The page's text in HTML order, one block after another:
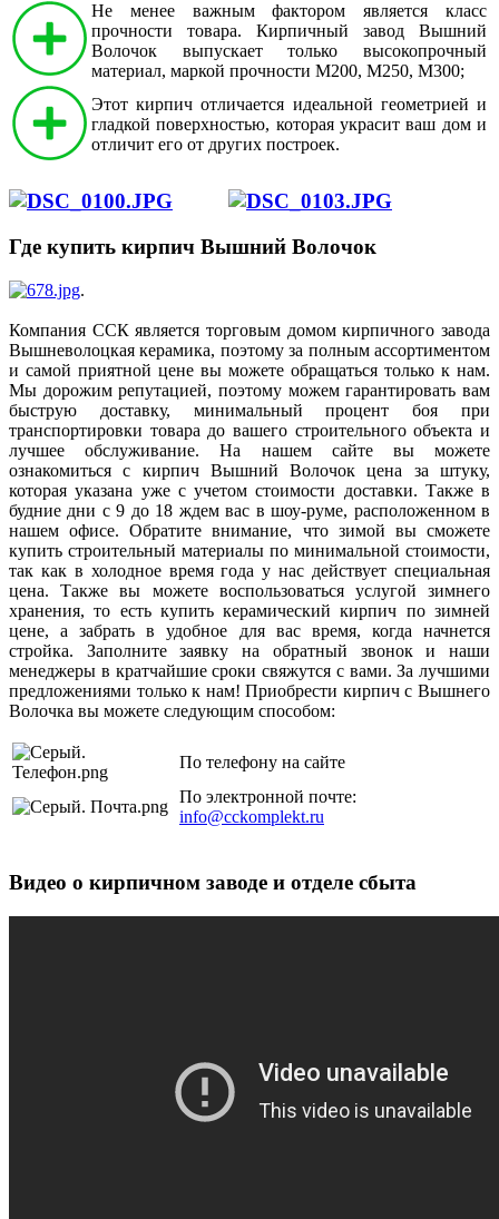
Не менее важным фактором является класс
прочности товара. Кирпичный завод Вышний
Волочок выпускает только высокопрочный
материал, маркой прочности М200, М250, М300;
Этот кирпич отличается идеальной геометрией и
гладкой поверхностью, которая украсит ваш дом и
отличит его от других построек.
Где купить кирпич Вышний Волочок
.
Компания ССК является торговым домом кирпичного завода
Вышневолоцкая керамика, поэтому за полным ассортиментом
и самой приятной цене вы можете обращаться только к нам.
Мы дорожим репутацией, поэтому можем гарантировать вам
быструю доставку, минимальный процент боя при
транспортировки товара до вашего строительного объекта и
лучшее обслуживание. На нашем сайте вы можете
ознакомиться с кирпич Вышний Волочок цена за штуку,
которая указана уже с учетом стоимости доставки. Также в
будние дни с 9 до 18 ждем вас в шоу-руме, расположенном в
нашем офисе. Обратите внимание, что зимой вы сможете
купить строительный материалы по минимальной стоимости,
так как в холодное время года у нас действует специальная
цена. Также вы можете воспользоваться услугой зимнего
хранения, то есть купить керамический кирпич по зимней
цене, а забрать в удобное для вас время, когда начнется
стройка. Заполните заявку на обратный звонок и наши
менеджеры в кратчайшие сроки свяжутся с вами. За лучшими
предложениями только к нам! Приобрести кирпич с Вышнего
Волочка вы можете следующим способом:
По телефону на сайте
По электронной почте:
info@cckomplekt.ru
Видео о кирпичном заводе и отделе сбыта